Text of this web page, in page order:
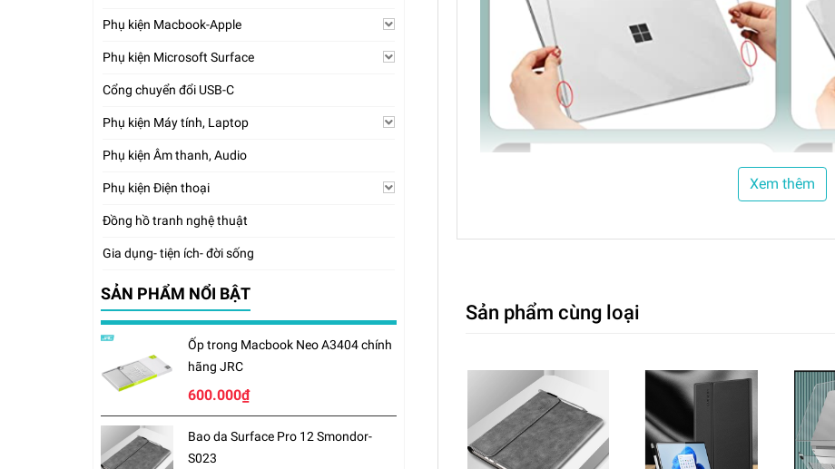
+ Ốp bao gồm 2 mặt rời nhau (mặt lưng + mặt đáy),
trơn trượt trên mặt bàn
+ Thiết kế riêng cho từng dòng, đây chính là lý do phải
Xem thêm
Sản phẩm cùng loại
Phụ kiện Macbook-Apple
Phụ kiện Microsoft Surface
Cổng chuyển đổi USB-C
Phụ kiện Máy tính, Laptop
Phụ kiện Âm thanh, Audio
Phụ kiện Điện thoại
Đồng hồ tranh nghệ thuật
Gia dụng- tiện ích- đời sống
SẢN PHẨM NỔI BẬT
Ốp trong Macbook Neo A3404 chính
hãng JRC
600.000₫
Bao da Surface Pro 12 Smondor-
S023